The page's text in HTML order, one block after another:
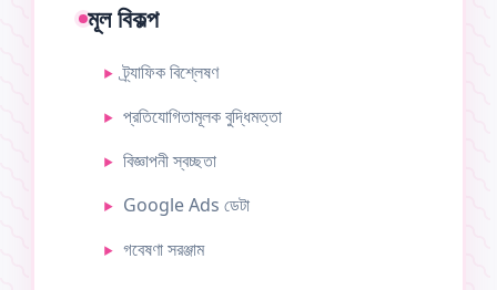
মূল বিকল্প
ট্র্যাফিক বিশ্লেষণ
প্রতিযোগিতামূলক বুদ্ধিমত্তা
বিজ্ঞাপনী স্বচ্ছতা
Google Ads ডেটা
গবেষণা সরঞ্জাম